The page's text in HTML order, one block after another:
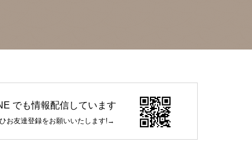
でも情報配信しています
お友達登録をお願いいたします!→